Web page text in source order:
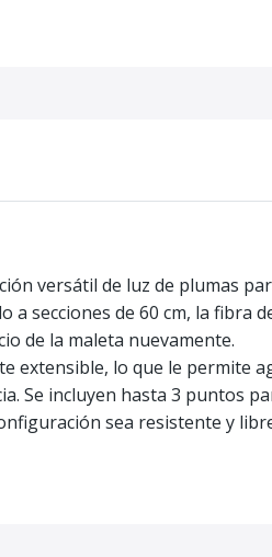
versátil de luz de plumas
secciones de 60 cm, la fibra
de la maleta nuevamente.
extensible, lo que le permite
Se incluyen hasta 3 puntos
sea resistente y